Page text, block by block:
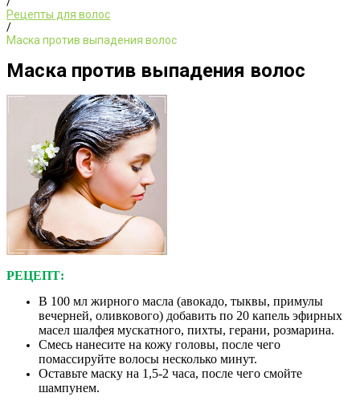
Рецепты для волос
/
Маска против выпадения волос
Маска против выпадения волос
РЕЦЕПТ:
В 100 мл жирного масла (авокадо, тыквы, примулы
вечерней, оливкового) добавить по 20 капель эфирных
масел шалфея мускатного, пихты, герани, розмарина.
Смесь нанесите на кожу головы, после чего
помассируйте волосы несколько минут.
Оставьте маску на 1,5-2 часа, после чего смойте
шампунем.